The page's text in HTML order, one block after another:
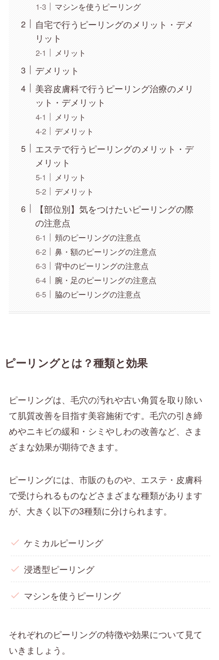
マシンを使うピーリング
自宅で行うピーリングのメリット・デメ
リット
メリット
デメリット
美容皮膚科で行うピーリング治療のメリ
ット・デメリット
メリット
デメリット
エステで行うピーリングのメリット・デ
メリット
メリット
デメリット
【部位別】気をつけたいピーリングの際
の注意点
頬のピーリングの注意点
鼻・額のピーリングの注意点
背中のピーリングの注意点
腕・足のピーリングの注意点
脇のピーリングの注意点
ピーリングとは？種類と効果
ピーリングは、毛穴の汚れや古い角質を取り除い
て肌質改善を目指す美容施術です。毛穴の引き締
めやニキビの緩和・シミやしわの改善など、さま
ざまな効果が期待できます。
ピーリングには、市販のものや、エステ・皮膚科
で受けられるものなどさまざまな種類があります
が、大きく以下の3種類に分けられます。
ケミカルピーリング
浸透型ピーリング
マシンを使うピーリング
それぞれのピーリングの特徴や効果について見て
いきましょう。